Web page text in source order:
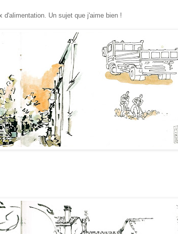
d'alimentation. Un sujet que j'aime bien !